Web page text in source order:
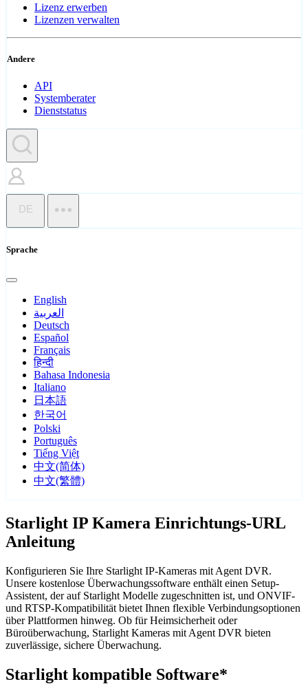
Lizenz erwerben
Lizenzen verwalten
Andere
API
Systemberater
Dienststatus
DE
Sprache
English
العربية
Deutsch
Español
Français
हिन्दी
Bahasa Indonesia
Italiano
日本語
한국어
Polski
Português
Tiếng Việt
中文(简体)
中文(繁體)
Starlight IP Kamera Einrichtungs-URL
Anleitung
Konfigurieren Sie Ihre Starlight IP-Kameras mit Agent DVR.
Unsere kostenlose Überwachungssoftware enthält einen Setup-
Assistent, der auf Starlight Modelle zugeschnitten ist, und ONVIF-
und RTSP-Kompatibilität bietet Ihnen flexible Verbindungsoptionen
über Plattformen hinweg. Ob für Heimsicherheit oder
Büroüberwachung, Starlight Kameras mit Agent DVR bieten
zuverlässige, sichere Überwachung.
Starlight kompatible Software*